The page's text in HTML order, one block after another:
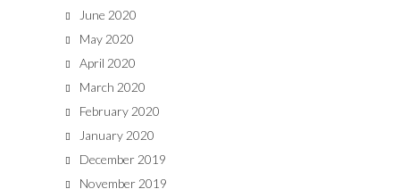
June 2020
May 2020
April 2020
March 2020
February 2020
January 2020
December 2019
November 2019